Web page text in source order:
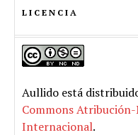
LICENCIA
Aullido está
Commons
Internacional.